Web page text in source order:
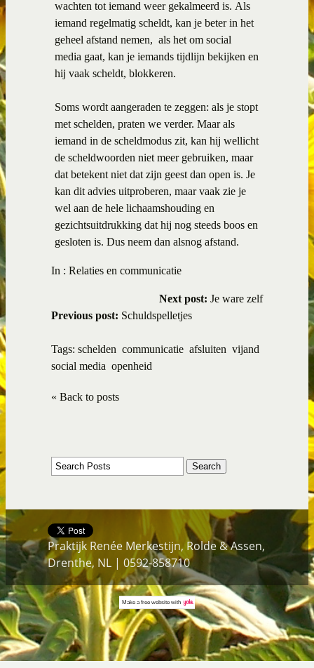
wachten tot iemand weer gekalmeerd is. Als
iemand regelmatig scheldt, kan je beter in het
geheel afstand nemen, als het om social
media gaat, kan je iemands tijdlijn bekijken en
hij vaak scheldt, blokkeren.
Soms wordt aangeraden te zeggen: als je stopt
met schelden, praten we verder. Maar als
iemand in de scheldmodus zit, kan hij wellicht
de scheldwoorden niet meer gebruiken, maar
dat betekent niet dat zijn geest dan open is. Je
kan dit advies uitproberen, maar vaak zie je
wel aan de hele lichaamshouding en
gezichtsuitdrukking dat hij nog steeds boos en
gesloten is. Dus neem dan alsnog afstand.
In : Relaties en communicatie
Next post: Je ware zelf
Previous post: Schuldspelletjes
Tags: schelden communicatie afsluiten vijand
social media openheid
« Back to posts
Praktijk Renée Merkestijn, Rolde & Assen,
Drenthe, NL | 0592-858710
Make a free websitewith